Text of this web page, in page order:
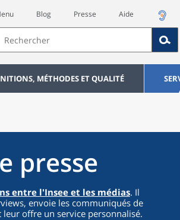
Blog Presse Aide
MÉTHODES ET QUALITÉ
presse
entre l'Insee et les médias. Il
envoie les communiqués de
offre un service personnalisé.